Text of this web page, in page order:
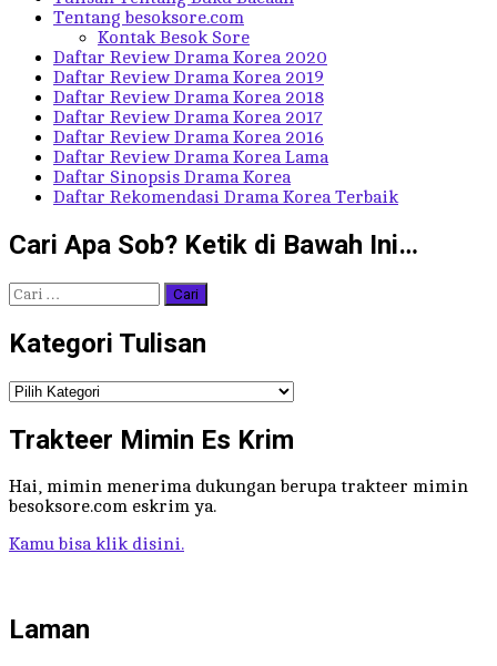
Tentang besoksore.com
Kontak Besok Sore
Daftar Review Drama Korea 2020
Daftar Review Drama Korea 2019
Daftar Review Drama Korea 2018
Daftar Review Drama Korea 2017
Daftar Review Drama Korea 2016
Daftar Review Drama Korea Lama
Daftar Sinopsis Drama Korea
Daftar Rekomendasi Drama Korea Terbaik
Cari Apa Sob? Ketik di Bawah Ini…
Cari
untuk:
Kategori Tulisan
Kategori
Trakteer Mimin Es Krim
Hai, mimin menerima dukungan berupa trakteer mimin
besoksore.com eskrim ya.
Kamu bisa klik disini.
Laman